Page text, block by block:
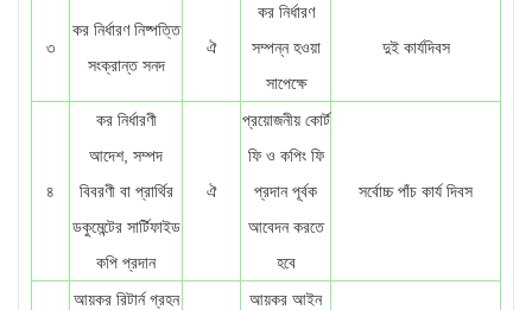
৩
কর নির্ধারণ নিষ্পত্তি
সংক্রান্ত সনদ
ঐ
কর নির্ধারণ
সম্পন্ন হওয়া
সাপেক্ষে
দুই কার্যদিবস
৪
কর নির্ধারণী
আদেশ, সম্পদ
বিবরণী বা প্রার্থির
ডকুমেন্টের সার্টিফাইড
কপি প্রদান
ঐ
প্রয়োজনীয় কোর্ট
ফি ও কপিং ফি
প্রদান পূর্বক
আবেদন করতে
হবে
সর্বোচ্চ পাঁচ কার্য দিবস
আয়কর রিটার্ন গ্রহন
আয়কর আইন